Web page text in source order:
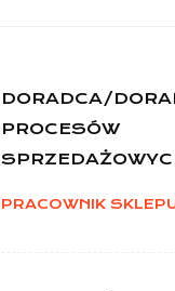
DORADCA/
PROCESÓW
PRACOWNIK